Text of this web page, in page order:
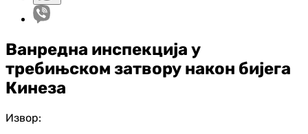
Ванредна инспекција у
требињском затвору након бијега
Кинеза
Извор: